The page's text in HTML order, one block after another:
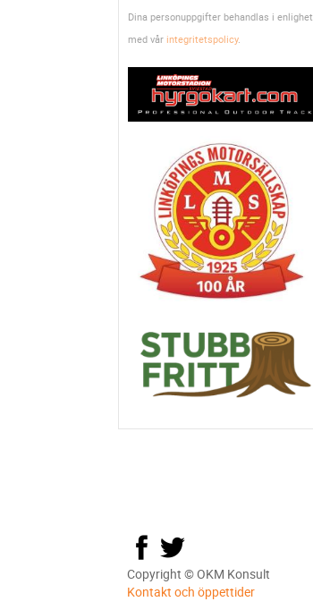
Dina personuppgifter behandlas i enlighet
med vår integritetspolicy.
Copyright © OKM Konsult
Kontakt och öppettider